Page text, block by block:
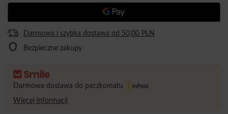
Darmowa i szybka dostawa od 50,00 PLN
Bezpieczne zakupy
Darmowa dostawa do paczkomatu
Więcej informacji